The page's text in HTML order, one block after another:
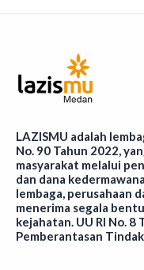
LAZISMU adalah
No. 90 Tahun 2022,
masyarakat melalui
dan dana
lembaga, perusahaan
menerima segala
kejahatan. UU RI No.
Pemberantasan